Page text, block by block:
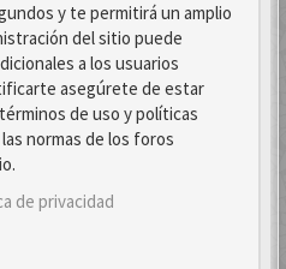
y te permitirá un amplio
del sitio puede
a los usuarios
asegúrete de estar
de uso y políticas
normas de los foros
de privacidad